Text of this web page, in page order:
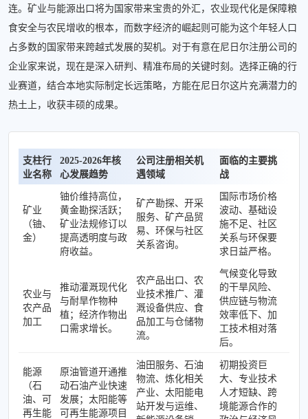
连。矿业与能源出口将为国家带来宝贵的外汇，农业现代化是保障粮
食安全与农民增收的根本，而数字经济的崛起则可能为这个年轻人口
占多数的国家带来跨越式发展的契机。对于有意在尼日尔注册公司的
企业家来说，现在是深入研判、精准布局的关键时刻。选择正确的行
业赛道，结合本地实际制定长远策略，方能在尼日尔这片充满潜力的
热土上，收获丰硕的成果。
支柱行
业名称
2025-2026年核
心发展趋势
公司注册相关机
遇领域
面临的主要挑
战
矿业
（铀、
金）
铀价维持高位，
黄金勘探活跃；
矿业法规修订以
提高透明度与政
府收益。
矿产勘探、开采
服务、矿产品贸
易、环保与社区
关系咨询。
国际市场价格
波动、基础设
施不足、社区
关系与环保要
求日益严格。
农业与
农产品
加工
推动灌溉现代化
与耐旱作物种
植；经济作物出
口需求增长。
农产品出口、农
业技术推广、灌
溉设备供应、食
品加工与仓储物
流。
气候变化导致
的干旱风险、
供应链与物流
效率低下、加
工技术相对落
后。
能源
（石
油、可
再生能
原油管道开通推
动石油产业快速
发展；太阳能等
可再生能源项目
油田服务、石油
物流、炼化相关
产业、太阳能电
站开发与运维、
初期投资巨
大、专业技术
人才短缺、跨
境能源合作的